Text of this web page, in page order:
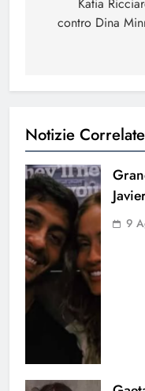
articoli
Katia
contro Dina
Notizie Correlate
9